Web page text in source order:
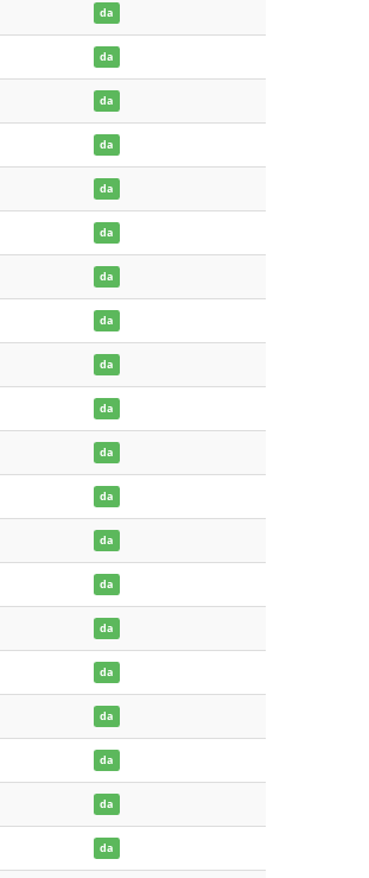
da
da
da
da
da
da
da
da
da
da
da
da
da
da
da
da
da
da
da
da